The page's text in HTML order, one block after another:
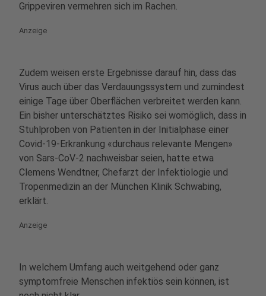
Grippeviren vermehren sich im Rachen.
Anzeige
Zudem weisen erste Ergebnisse darauf hin, dass das
Virus auch über das Verdauungssystem und zumindest
einige Tage über Oberflächen verbreitet werden kann.
Ein bisher unterschätztes Risiko sei womöglich, dass in
Stuhlproben von Patienten in der Initialphase einer
Covid-19-Erkrankung «durchaus relevante Mengen»
von Sars-CoV-2 nachweisbar seien, hatte etwa
Clemens Wendtner, Chefarzt der Infektiologie und
Tropenmedizin an der München Klinik Schwabing,
erklärt.
Anzeige
In welchem Umfang auch weitgehend oder ganz
symptomfreie Menschen infektiös sein können, ist